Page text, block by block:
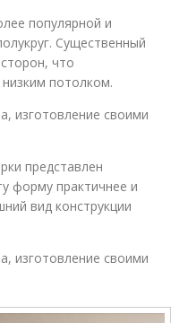
популярной и
Существенный
что
потолком.
изготовление своими
представлен
форму практичнее и
вид конструкции
изготовление своими